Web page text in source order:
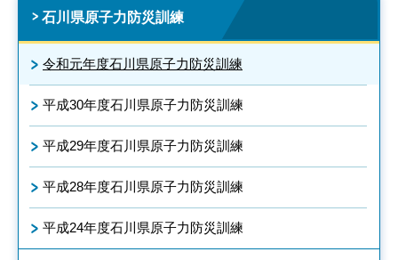
石川県原子力防災訓練
令和元年度石川県原子力防災訓練
平成30年度石川県原子力防災訓練
平成29年度石川県原子力防災訓練
平成28年度石川県原子力防災訓練
平成24年度石川県原子力防災訓練